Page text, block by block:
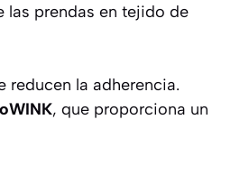
las prendas en tejido de
reducen la adherencia.
, que proporciona un